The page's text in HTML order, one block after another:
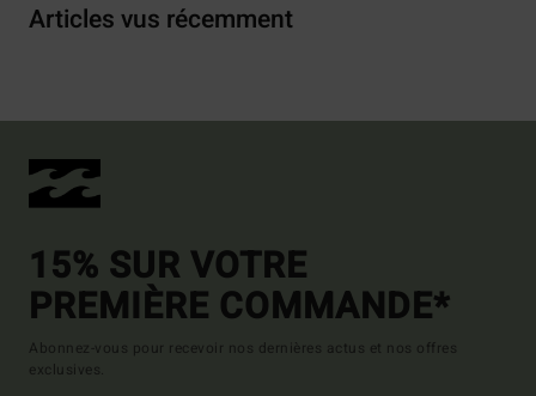
Articles vus récemment
15% SUR VOTRE
PREMIÈRE COMMANDE*
Abonnez-vous pour recevoir nos dernières actus et nos offres
exclusives.